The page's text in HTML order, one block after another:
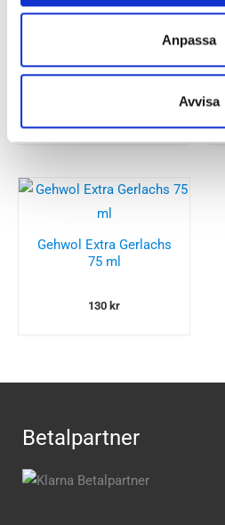
Anpassa
Avvisa
Diabetic 100 ml
Gehwol Extra Gerlachs
75 ml
130 kr
Betalpartner